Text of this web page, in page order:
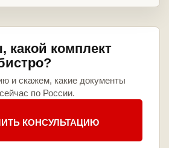
какой комплект
и скажем, какие документы
по России.
КОНСУЛЬТАЦИЮ